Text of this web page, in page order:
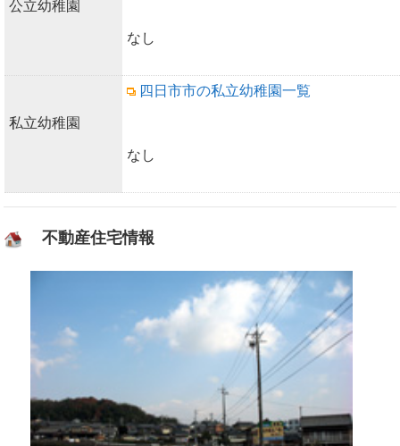
公立幼稚園
なし
私立幼稚園
四日市市の私立幼稚園一覧
なし
不動産住宅情報